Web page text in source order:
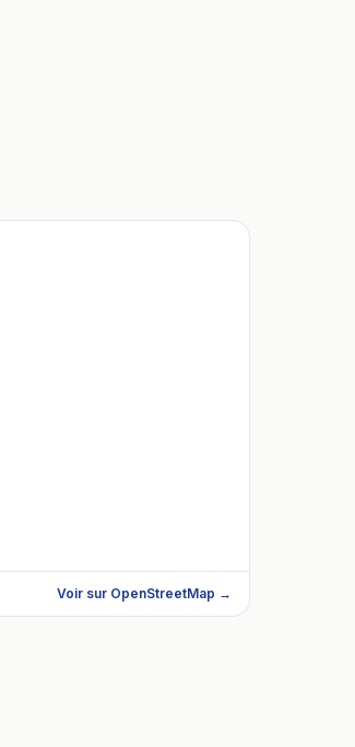
Voir sur OpenStreetMap →